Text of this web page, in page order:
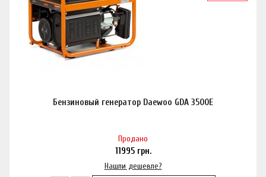
Бензиновый генератор Daewoo GDA 3500E
Продано
11995грн.
Нашли дешевле?